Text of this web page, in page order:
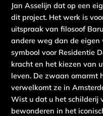
Jan Asselijn dat op een
dit project. Het werk is
uitspraak van filosoof
andere weg dan de
symbool voor Residentie
kracht en het kiezen van
leven. De zwaan omarmt
verwelkomt ze in
Wist u dat u het schilderij
bewonderen in het